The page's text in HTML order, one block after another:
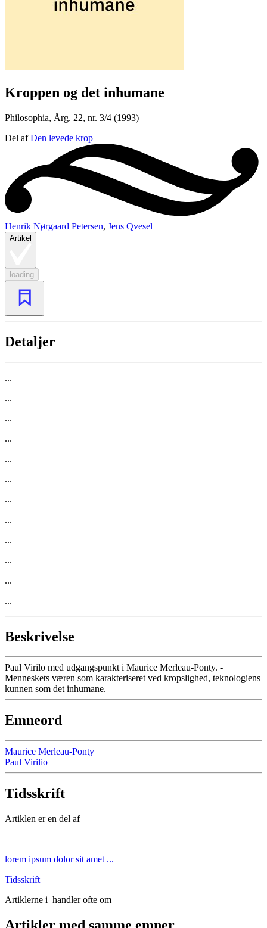
Kroppen og det inhumane
Philosophia, Årg. 22, nr. 3/4 (1993)
Del afDen levede krop
Henrik Nørgaard Petersen, Jens Qvesel
Artikel
loading
Detaljer
...
...
...
...
...
...
...
...
...
...
...
...
Beskrivelse
Paul Virilo med udgangspunkt i Maurice Merleau-Ponty. -
Menneskets væren som karakteriseret ved kropslighed, teknologiens
kunnen som det inhumane.
Emneord
Maurice Merleau-Ponty
Paul Virilio
Tidsskrift
Artiklen er en del af
lorem ipsum dolor sit amet ...
Tidsskrift
Artiklerne i handler ofte om